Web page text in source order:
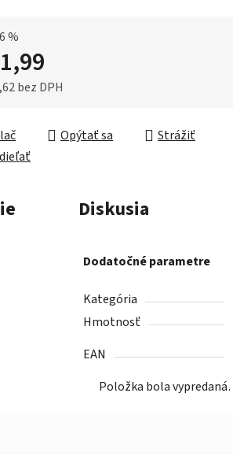
%
bez DPH
Opýtať sa
Strážiť
Diskusia
Dodatočné parametre
Kategória
Hmotnosť
EAN
Položka bola